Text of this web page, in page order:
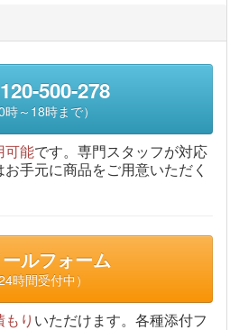
500-278
時～18時まで）
可能です。専門スタッフが対応
手元に商品をご用意いただく
ルフォーム
24時間受付中）
り いただけます。各種添付フ